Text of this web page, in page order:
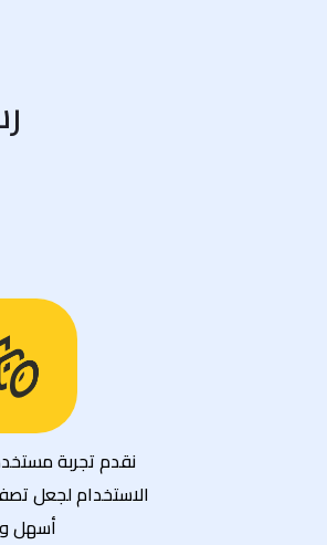
نقدم تجربة
الاستخدام لجعل
أسهل